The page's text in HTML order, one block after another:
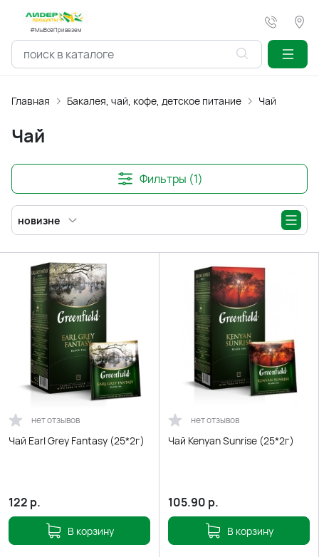
#МыВсёПривезем
Главная Бакалея, чай, кофе, детское питание Чай
Чай
Фильтры (1)
новизне
нет отзывов
Чай Earl Grey Fantasy (25*2г)
122 р.
В корзину
нет отзывов
Чай Kenyan Sunrise (25*2г)
105.90 р.
В корзину